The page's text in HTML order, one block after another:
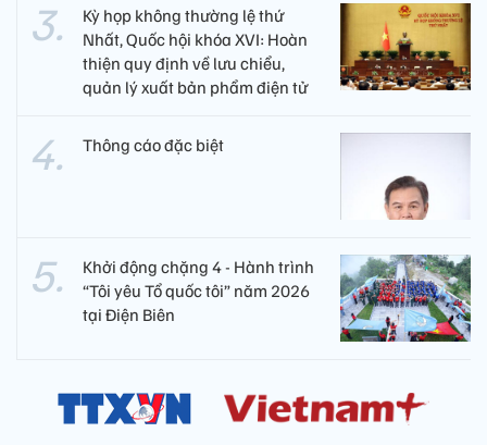
Kỳ họp không thường lệ thứ
Nhất, Quốc hội khóa XVI: Hoàn
thiện quy định về lưu chiểu,
quản lý xuất bản phẩm điện tử
Thông cáo đặc biệt
Khởi động chặng 4 - Hành trình
“Tôi yêu Tổ quốc tôi” năm 2026
tại Điện Biên